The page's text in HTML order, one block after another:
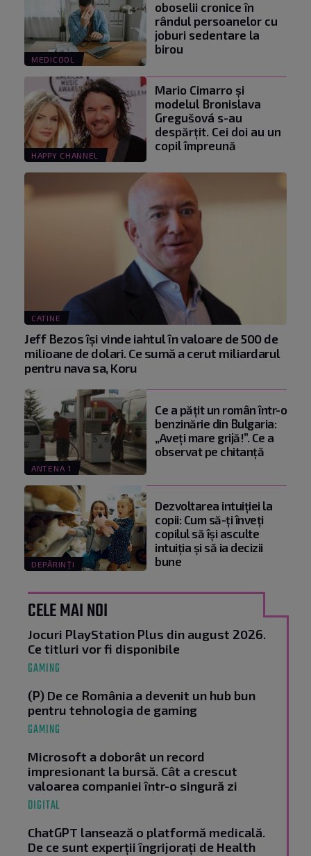
MEDICOOL
oboselii cronice în
rândul persoanelor cu
joburi sedentare la
birou
HAPPY CHANNEL
Mario Cimarro și
modelul Bronislava
Gregušová s-au
despărțit. Cei doi au un
copil împreună
CATINE
Jeff Bezos își vinde iahtul în valoare de 500 de
milioane de dolari. Ce sumă a cerut miliardarul
pentru nava sa, Koru
ANTENA 1
Ce a pățit un român într-o
benzinărie din Bulgaria:
„Aveți mare grijă!”. Ce a
observat pe chitanță
DEPĂRINȚI
Dezvoltarea intuiției la
copii: Cum să-ți înveți
copilul să își asculte
intuiția și să ia decizii
bune
CELE MAI NOI
Jocuri PlayStation Plus din august 2026.
Ce titluri vor fi disponibile
GAMING
(P) De ce România a devenit un hub bun
pentru tehnologia de gaming
GAMING
Microsoft a doborât un record
impresionant la bursă. Cât a crescut
valoarea companiei într-o singură zi
DIGITAL
ChatGPT lansează o platformă medicală.
De ce sunt experții îngrijorați de Health